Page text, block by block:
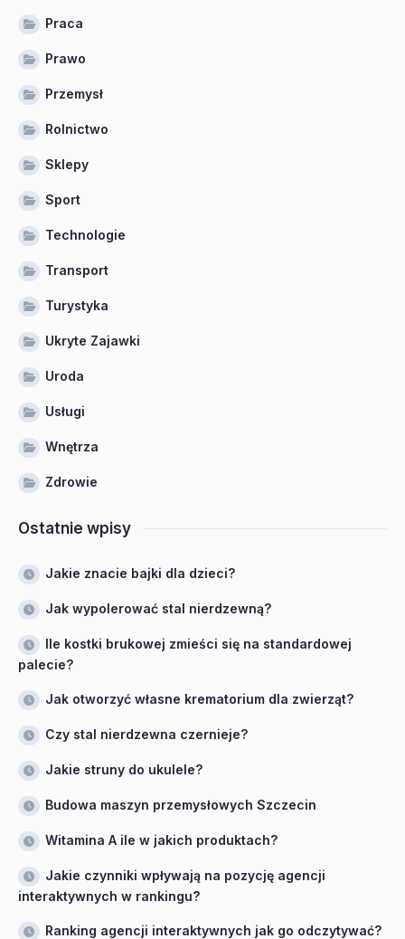
Praca
Prawo
Przemysł
Rolnictwo
Sklepy
Sport
Technologie
Transport
Turystyka
Ukryte Zajawki
Uroda
Usługi
Wnętrza
Zdrowie
Ostatnie wpisy
Jakie znacie bajki dla dzieci?
Jak wypolerować stal nierdzewną?
Ile kostki brukowej zmieści się na standardowej
palecie?
Jak otworzyć własne krematorium dla zwierząt?
Czy stal nierdzewna czernieje?
Jakie struny do ukulele?
Budowa maszyn przemysłowych Szczecin
Witamina A ile w jakich produktach?
Jakie czynniki wpływają na pozycję agencji
interaktywnych w rankingu?
Ranking agencji interaktywnych jak go odczytywać?